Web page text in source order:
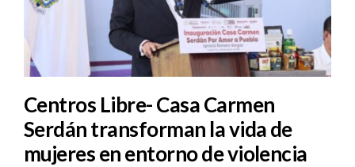
Centros Libre- Casa Carmen
Serdán transforman la vida de
mujeres en entorno de violencia